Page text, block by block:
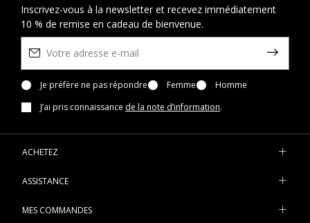
Inscrivez-vous à la newsletter et recevez immédiatement
10 % de remise en cadeau de bienvenue.
Je préfère ne pas répondre Femme
Homme
J’ai pris connaissance de la note d’information.
ACHETEZ
ASSISTANCE
MES COMMANDES